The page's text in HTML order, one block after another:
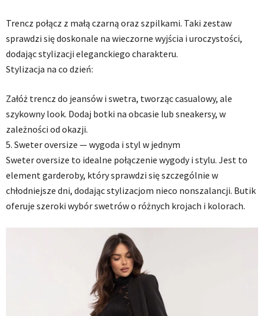
Trencz połącz z małą czarną oraz szpilkami. Taki zestaw
sprawdzi się doskonale na wieczorne wyjścia i uroczystości,
dodając stylizacji eleganckiego charakteru.
Stylizacja na co dzień:
Załóż trencz do jeansów i swetra, tworząc casualowy, ale
szykowny look. Dodaj botki na obcasie lub sneakersy, w
zależności od okazji.
5. Sweter oversize — wygoda i styl w jednym
Sweter oversize to idealne połączenie wygody i stylu. Jest to
element garderoby, który sprawdzi się szczególnie w
chłodniejsze dni, dodając stylizacjom nieco nonszalancji. Butik
oferuje szeroki wybór swetrów o różnych krojach i kolorach.